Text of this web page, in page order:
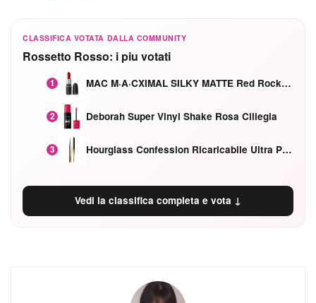
CLASSIFICA VOTATA DALLA COMMUNITY
Rossetto Rosso: i piu votati
1 MAC M·A·CXIMAL SILKY MATTE Red Rock mat
2 Deborah Super Vinyl Shake Rosa Ciliegia
3 Hourglass Confession Ricaricabile Ultra Preciso Ad Alta Intensità Secretly Classic Red
Vedi la classifica completa e vota ↓